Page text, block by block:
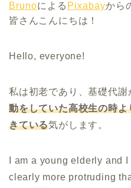
Brunoによる Pixabayから
皆さんこんにちは！
Hello, everyone!
私は初老であり、基礎代謝
動をしていた高校生の時
きている気がします。
I am a young elderly and
clearly more protruding